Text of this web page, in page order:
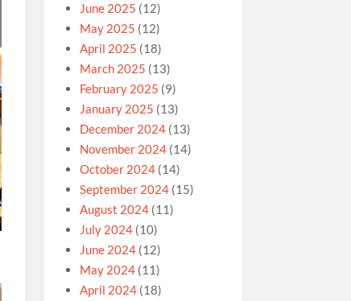
June 2025 (12)
May 2025 (12)
April 2025 (18)
March 2025 (13)
February 2025 (9)
January 2025 (13)
December 2024(13)
November 2024(14)
October 2024(14)
September 2024(15)
August 2024(11)
July 2024(10)
June 2024(12)
May 2024(11)
April 2024(18)